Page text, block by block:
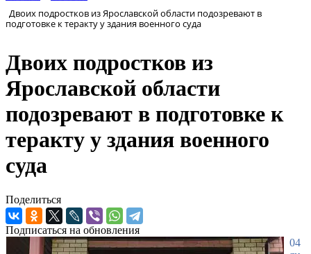
Двоих подростков из Ярославской области подозревают в
подготовке к теракту у здания военного суда
Двоих подростков из
Ярославской области
подозревают в подготовке к
теракту у здания военного
суда
Поделиться
Подписаться на обновления
04